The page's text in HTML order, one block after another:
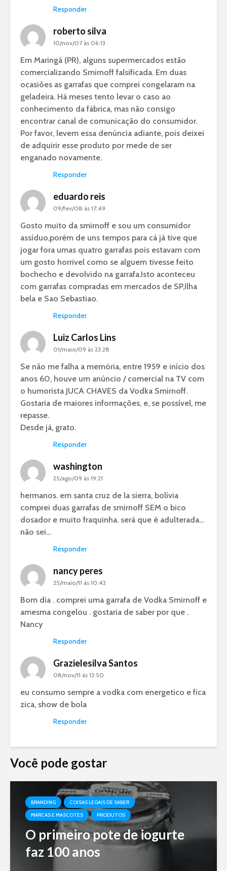
Responder
roberto silva
10/nov/07 às 06:13
Em Maringá (PR), alguns supermercados estão
comercializando Smirnoff falsificada. Em duas
ocasiões as garrafas que comprei congelaram na
geladeira. Há meses tento levar o caso ao
conhecimento da fábrica, mas não consigo
encontrar canal de comunicação do consumidor.
Por favor, levem essa denúncia adiante, pois deixei
de adquirir esse produto por mede de ser
enganado novamente.
Responder
eduardo reis
09/fev/08 às 17:49
Gosto muito da smirnoff e sou um consumidor
assíduo,porém de uns tempos para cá já tive que
jogar fora umas quatro garrafas pois estavam com
um gosto horrivel como se alguem tivesse feito
bochecho e devolvido na garrafa.Isto aconteceu
com garrafas compradas em mercados de SP,Ilha
bela e Sao Sebastiao.
Responder
Luiz Carlos Lins
01/maio/09 às 23:28
Se não me falha a memória, entre 1959 e início dos
anos 60, houve um anúncio / comercial na TV com
o humorista JUCA CHAVES da Vodka Smirnoff.
Gostaria de maiores informações, e, se possível, me
repasse.
Desde já, grato.
Responder
washington
25/ago/09 às 19:21
hermanos. em santa cruz de la sierra, bolívia
comprei duas garrafas de smirnoff SEM o bico
dosador e muito fraquinha. será que é adulterada…
não sei…
Responder
nancy peres
25/maio/11 às 10:42
Bom dia . comprei uma garrafa de Vodka Smirnoff e
amesma congelou . gostaria de saber por que .
Nancy
Responder
Grazielesilva Santos
08/nov/11 às 13:50
eu consumo sempre a vodka com energetico e fica
zica, show de bola
Responder
Você pode gostar
BRANDING
COISAS LEGAIS DE SABER
MARCAS E MASCOTES
PRODUTOS
O primeiro pote de iogurte
faz 100 anos